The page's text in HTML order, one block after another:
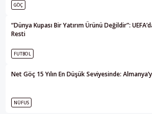
GÖÇ
“Dünya Kupası Bir Yatırım Ürünü Değildir”:
Resti
FUTBOL
Net Göç 15 Yılın En Düşük Seviyesinde:
NÜFUS